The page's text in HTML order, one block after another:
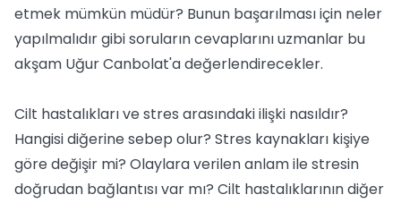
etmek mümkün müdür? Bunun başarılması için neler
yapılmalıdır gibi soruların cevaplarını uzmanlar bu
akşam Uğur Canbolat'a değerlendirecekler.
Cilt hastalıkları ve stres arasındaki ilişki nasıldır?
Hangisi diğerine sebep olur? Stres kaynakları kişiye
göre değişir mi? Olaylara verilen anlam ile stresin
doğrudan bağlantısı var mı? Cilt hastalıklarının diğer